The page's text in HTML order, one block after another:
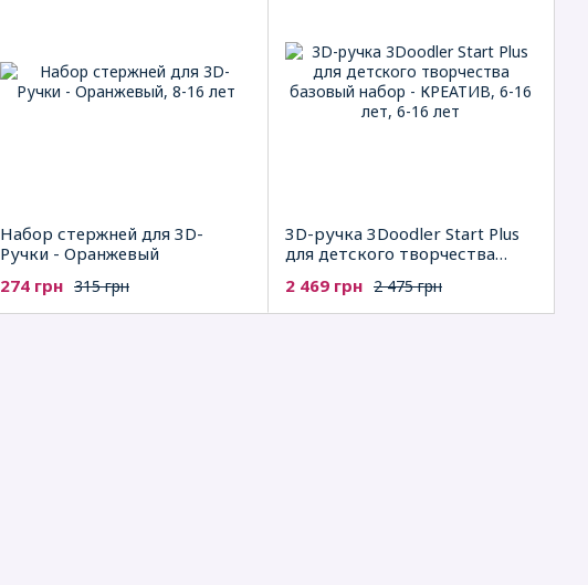
Набор стержней для 3D-
Ручки - Оранжевый
315 грн
274 грн
3D-ручка 3Doodler Start Plus
для детского творчества
2 475 грн
2 469 грн